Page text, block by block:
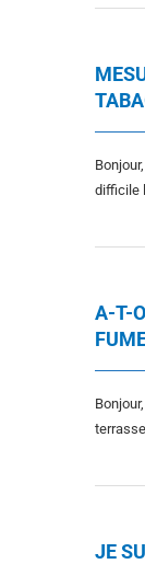
difficile
A-T-
JE